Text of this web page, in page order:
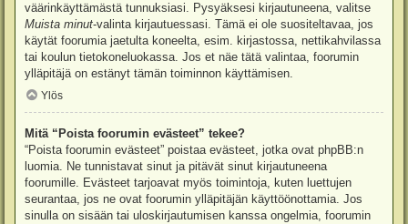
väärinkäyttämästä tunnuksiasi. Pysyäksesi kirjautuneena, valitse
Muista minut-valinta kirjautuessasi. Tämä ei ole suositeltavaa, jos
käytät foorumia jaetulta koneelta, esim. kirjastossa, nettikahvilassa
tai koulun tietokoneluokassa. Jos et näe tätä valintaa, foorumin
ylläpitäjä on estänyt tämän toiminnon käyttämisen.
Ylös
Mitä “Poista foorumin evästeet” tekee?
“Poista foorumin evästeet” poistaa evästeet, jotka ovat phpBB:n
luomia. Ne tunnistavat sinut ja pitävät sinut kirjautuneena
foorumille. Evästeet tarjoavat myös toimintoja, kuten luettujen
seurantaa, jos ne ovat foorumin ylläpitäjän käyttöönottamia. Jos
sinulla on sisään tai uloskirjautumisen kanssa ongelmia, foorumin